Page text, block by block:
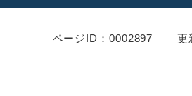
ページID：0002897 更